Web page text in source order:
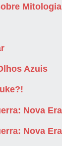
Azuis
Nova
Nova